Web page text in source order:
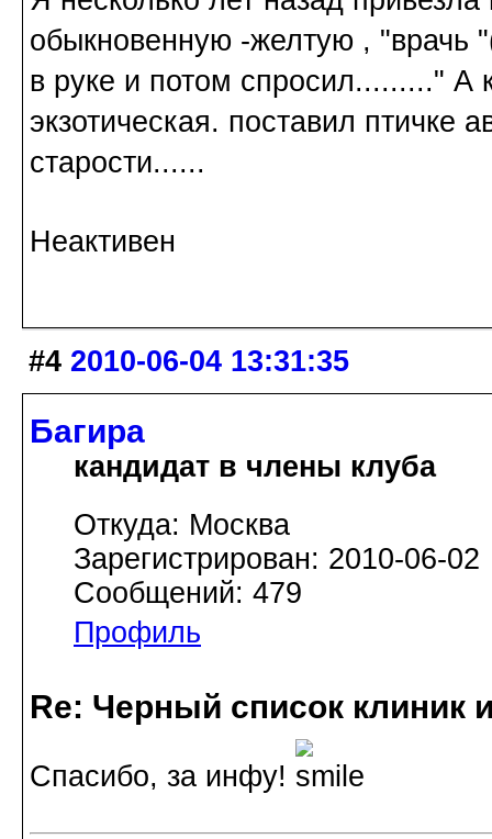
обыкновенную -желтую , "врачь
в руке и потом спросил........." А
экзотическая. поставил птичке
старости......
Неактивен
#4 2010-06-04 13:31:35
Багира
кандидат в члены клуба
Откуда: Москва
Зарегистрирован: 2010-06-02
Сообщений: 479
Профиль
Re: Черный список клиник
Спасибо, за инфу!